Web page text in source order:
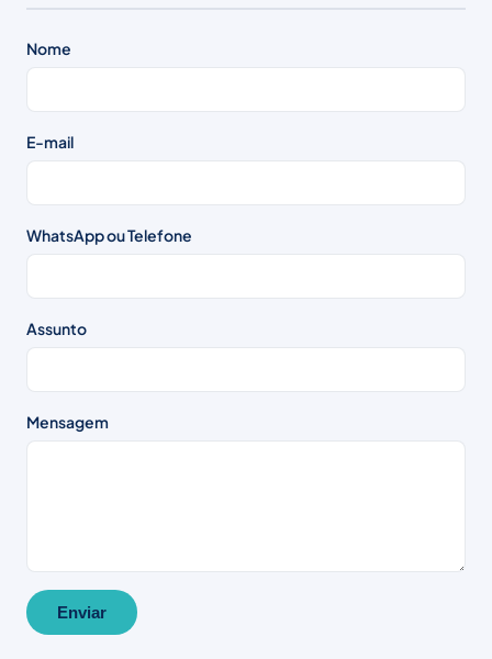
Nome
E-mail
WhatsApp ou Telefone
Assunto
Mensagem
Enviar